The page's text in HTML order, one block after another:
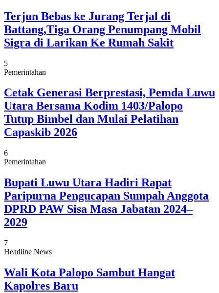
Terjun Bebas ke Jurang Terjal di
Battang,Tiga Orang Penumpang Mobil
Sigra di Larikan Ke Rumah Sakit
5
Pemerintahan
Cetak Generasi Berprestasi, Pemda Luwu
Utara Bersama Kodim 1403/Palopo
Tutup Bimbel dan Mulai Pelatihan
Capaskib 2026
6
Pemerintahan
Bupati Luwu Utara Hadiri Rapat
Paripurna Pengucapan Sumpah Anggota
DPRD PAW Sisa Masa Jabatan 2024–
2029
7
Headline News
Wali Kota Palopo Sambut Hangat
Kapolres Baru